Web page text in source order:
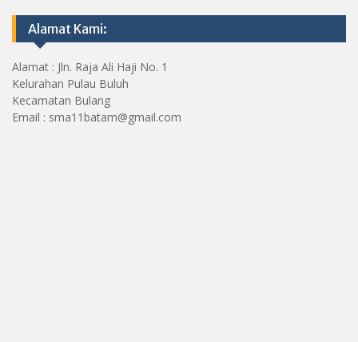
Alamat Kami:
Alamat : Jln. Raja Ali Haji No. 1
Kelurahan Pulau Buluh
Kecamatan Bulang
Email : sma11batam@gmail.com